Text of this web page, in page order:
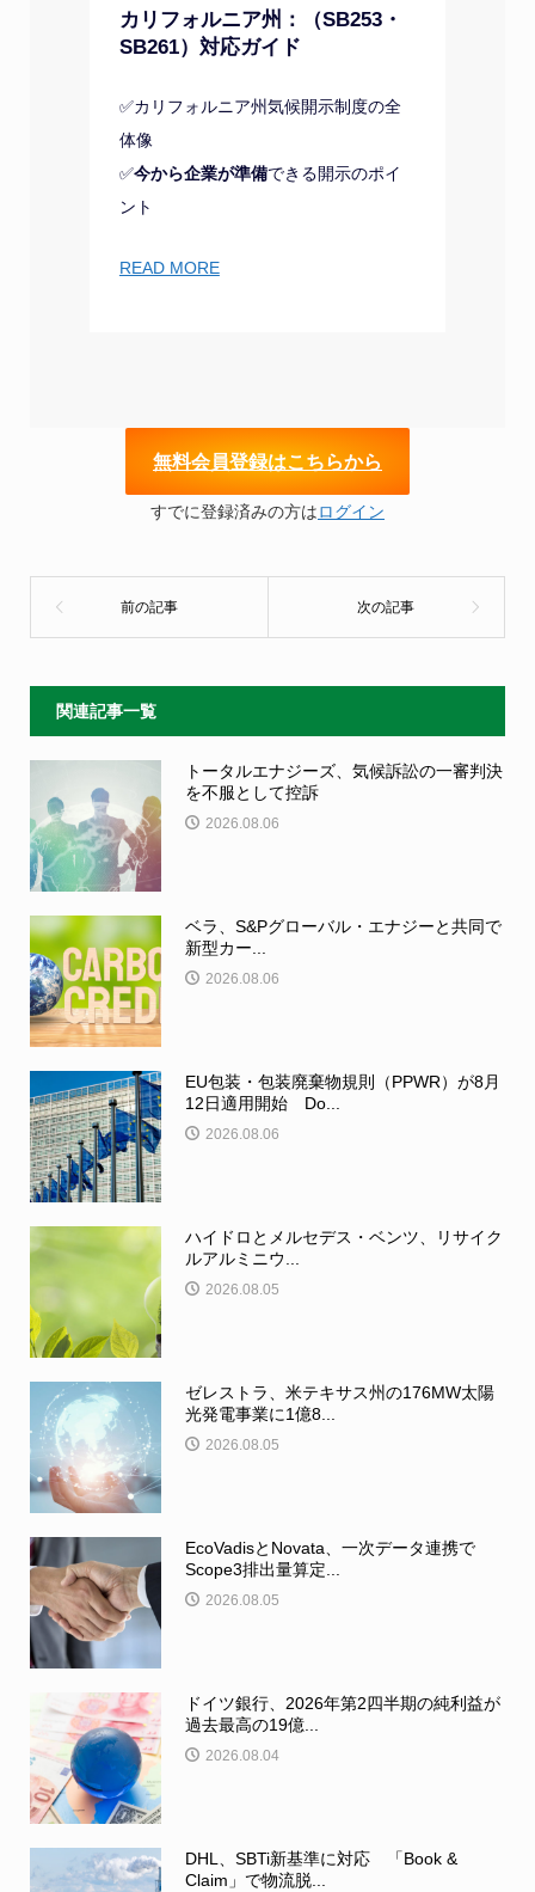
カリフォルニア州：（SB253・
SB261）対応ガイド
✅カリフォルニア州気候開示制度の全
体像
✅今から企業が準備できる開示のポイ
ント
READ MORE
無料会員登録はこちらから
すでに登録済みの方はログイン
関連記事一覧
トータルエナジーズ、気候訴訟の一審判決
を不服として控訴
2026.08.06
ベラ、S&Pグローバル・エナジーと共同で
新型カー...
2026.08.06
EU包装・包装廃棄物規則（PPWR）が8月
12日適用開始 Do...
2026.08.06
ハイドロとメルセデス・ベンツ、リサイク
ルアルミニウ...
2026.08.05
ゼレストラ、米テキサス州の176MW太陽
光発電事業に1億8...
2026.08.05
EcoVadisとNovata、一次データ連携で
Scope3排出量算定...
2026.08.05
ドイツ銀行、2026年第2四半期の純利益が
過去最高の19億...
2026.08.04
DHL、SBTi新基準に対応 「Book &
Claim」で物流脱...